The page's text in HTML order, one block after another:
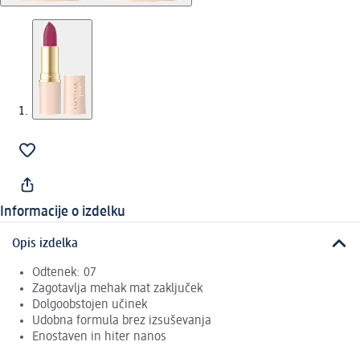
Informacije o izdelku
Opis izdelka
Odtenek: 07
Zagotavlja mehak mat zaključek
Dolgoobstojen učinek
Udobna formula brez izsuševanja
Enostaven in hiter nanos